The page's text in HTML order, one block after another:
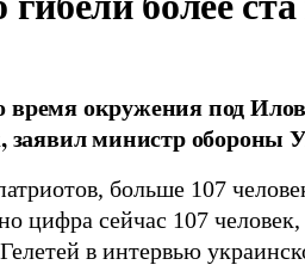
окружения под
заявил министр обороны
больше 107
цифра сейчас 107
в интервью